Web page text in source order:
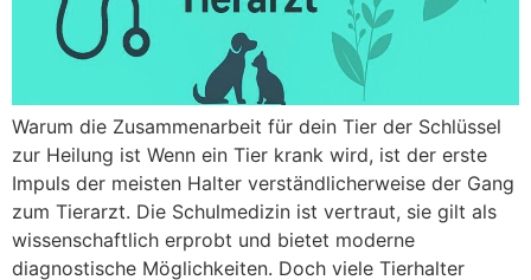
Warum die Zusammenarbeit für dein Tier der Schlüssel
zur Heilung ist Wenn ein Tier krank wird, ist der erste
Impuls der meisten Halter verständlicherweise der Gang
zum Tierarzt. Die Schulmedizin ist vertraut, sie gilt als
wissenschaftlich erprobt und bietet moderne
diagnostische Möglichkeiten. Doch viele Tierhalter